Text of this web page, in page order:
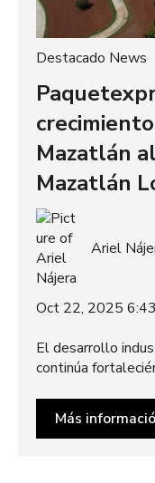
Destacado News
Mazatlán
Mazatlán
Ariel
Oct 22, 2025
El desarrollo
continúa
Más